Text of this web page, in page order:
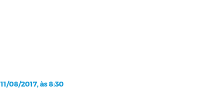
11/08/2017, às 8:30